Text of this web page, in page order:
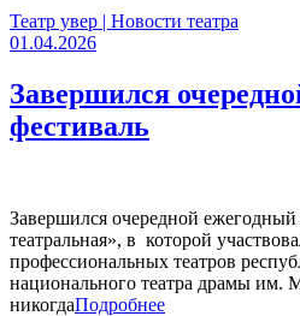
Театр увер | Новости театра
01.04.2026
Завершился
фестиваль
Завершился очередной
театральная», в которой
профессиональных театров
национального театра драмы им.
никогдаПодробнее